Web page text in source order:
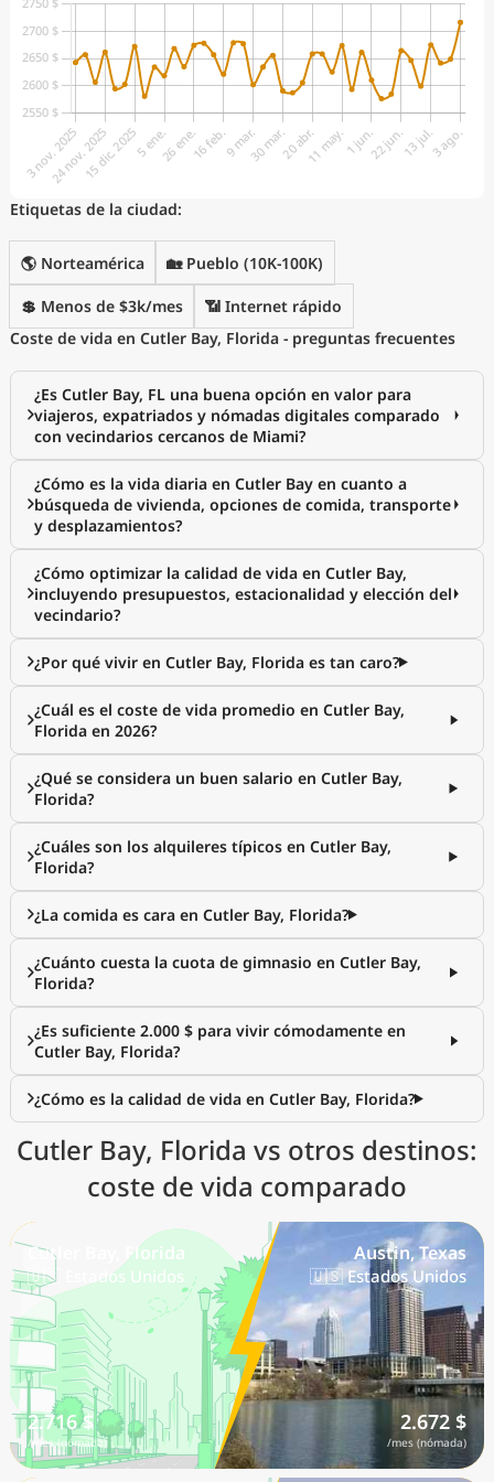
Etiquetas de la ciudad:
🌎 Norteamérica 🏡 Pueblo (10K-100K)
💲 Menos de $3k/mes
📶 Internet rápido
Coste de vida en Cutler Bay, Florida - preguntas frecuentes
¿Es Cutler Bay, FL una buena opción en valor para
viajeros, expatriados y nómadas digitales comparado
con vecindarios cercanos de Miami?
¿Cómo es la vida diaria en Cutler Bay en cuanto a
búsqueda de vivienda, opciones de comida, transporte
y desplazamientos?
¿Cómo optimizar la calidad de vida en Cutler Bay,
incluyendo presupuestos, estacionalidad y elección del
vecindario?
¿Por qué vivir en Cutler Bay, Florida es tan caro?
¿Cuál es el coste de vida promedio en Cutler Bay,
Florida en 2026?
¿Qué se considera un buen salario en Cutler Bay,
Florida?
¿Cuáles son los alquileres típicos en Cutler Bay,
Florida?
¿La comida es cara en Cutler Bay, Florida?
¿Cuánto cuesta la cuota de gimnasio en Cutler Bay,
Florida?
¿Es suficiente 2.000 $ para vivir cómodamente en
Cutler Bay, Florida?
¿Cómo es la calidad de vida en Cutler Bay, Florida?
Cutler Bay, Florida vs otros destinos:
coste de vida comparado
Cutler Bay, Florida
🇺🇸 Estados Unidos
2.716 $
/mes (nómada)
Austin, Texas
🇺🇸 Estados Unidos
2.672 $
/mes (nómada)